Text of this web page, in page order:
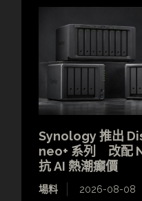
Synology 推出
neo+ 系列 改配
抗 AI 熱潮癲價
場料 2026-08-08